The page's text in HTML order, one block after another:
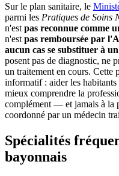
Sur le plan sanitaire, le
parmi les Pratiques de Soins
n'est pas reconnue comme
n'est pas remboursée par
aucun cas se substituer à
posent pas de diagnostic, ne
un traitement en cours. Cette
informatif : aider les habitants
mieux comprendre la
complément — et jamais à la
coordonné par un médecin
Spécialités
bayonnais